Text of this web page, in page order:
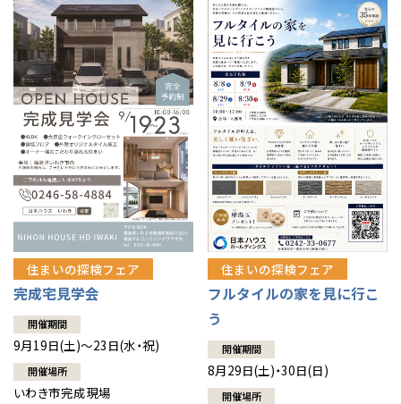
住まいの探検フェア
完成宅見学会
開催期間
9月19日(土)～23日(水・祝)
開催場所
いわき市完成現場
住まいの探検フェア
フルタイルの家を見に行こ
う
開催期間
8月29日(土)・30日(日)
開催場所